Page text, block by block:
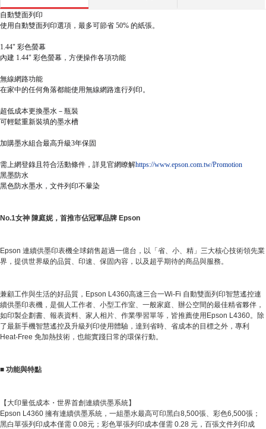
自動雙面列印
使用自動雙面列印選項，最多可節省 50% 的紙張。
1.44" 彩色螢幕
內建 1.44" 彩色螢幕，方便操作各項功能
無線網路功能
在家中的任何角落都能使用無線網路進行列印。
超低成本更換墨水－瓶裝
可輕鬆重新裝填的墨水槽
加購墨水組合最高升級3年保固
需上網登錄且符合活動條件，詳見官網瞭解https://www.epson.com.tw/Promotion
黑墨防水
黑色防水墨水，文件列印不暈染
No.1女神 陳庭妮，首推市佔冠軍品牌 Epson
Epson 連續供墨印表機全球銷售超過一億台，以「省、小、精」三大核心技術領先業
界，提供世界級的品質、印速、保固內容，以及超乎期待的商品與服務。
兼顧工作與生活的好品質，Epson L4360高速三合一Wi-Fi 自動雙面列印智慧遙控連
續供墨印表機，是個人工作者、小型工作室、一般家庭、辦公空間的最佳精省夥伴，
如印製企劃書、報表資料、家人相片、作業學習單等，皆推薦使用Epson L4360。除
了最新手機智慧遙控及升級列印使用體驗，達到省時、省成本的目標之外，專利
Heat-Free 免加熱技術，也能實踐日常的環保行動。
■ 功能與特點
【大印量低成本・世界首創連續供墨系統】
Epson L4360 擁有連續供墨系統，一組墨水最高可印黑白8,500張、彩色6,500張；
黑白單張列印成本僅需 0.08元；彩色單張列印成本僅需 0.28 元，百張文件列印成